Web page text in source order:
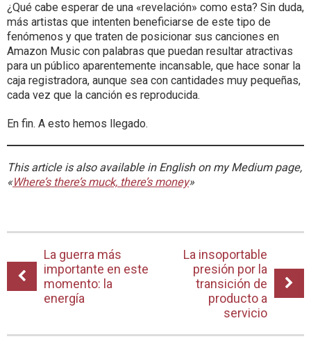
¿Qué cabe esperar de una «revelación» como esta? Sin duda,
más artistas que intenten beneficiarse de este tipo de
fenómenos y que traten de posicionar sus canciones en
Amazon Music con palabras que puedan resultar atractivas
para un público aparentemente incansable, que hace sonar la
caja registradora, aunque sea con cantidades muy pequeñas,
cada vez que la canción es reproducida.
En fin. A esto hemos llegado.
This article is also available in English on my Medium page,
«Where’s there’s muck, there’s money»
La guerra más
importante en este
momento: la
energía
La insoportable
presión por la
transición de
producto a
servicio